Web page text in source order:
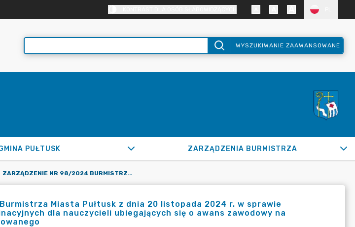
WYSZUKIWANIE ZAAWANSOWANE
PUŁTUSK ZARZĄDZENIA BURMISTRZA
ZARZĄDZENIE NR 98/2024 BURMISTRZA MIASTA PUŁTUSK Z DNIA 20 LISTOPADA 2024 R. W SPRAWIE POWOŁANIA KOMISJI EGZAMINACYJNYCH DLA NAUCZYCIELI UBIEGAJĄCYCH SIĘ O AWANS ZAWODOWY NA STOPIEŃ NAUCZYCIELA MIANOWANEGO
Miasta Pułtusk z dnia 20 listopada 2024 r. w sprawie
dla nauczycieli ubiegających się o awans zawodowy na